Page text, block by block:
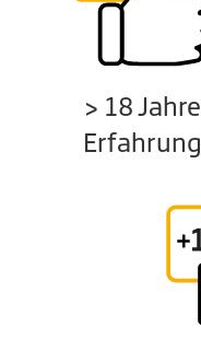
> 18 Jahre
Erfahrung